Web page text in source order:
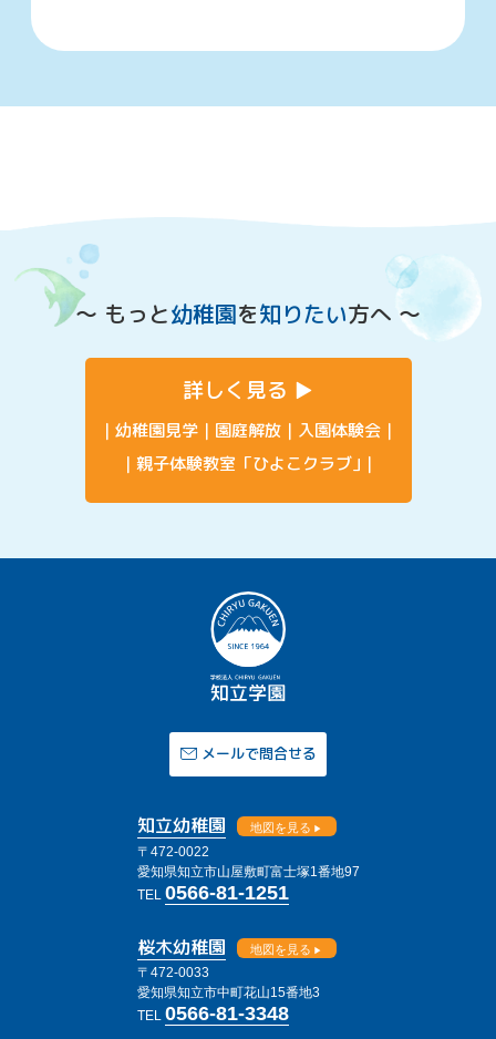
〜 もっと幼稚園を知りたい方へ 〜
詳しく見る
幼稚園見学 園庭解放
入園体験会
親子体験教室「ひよこクラブ」
メールで問合せる
知立幼稚園 地図を見る
〒472-0022
愛知県知立市山屋敷町富士塚1番地97
TEL 0566-81-1251
桜木幼稚園 地図を見る
〒472-0033
愛知県知立市中町花山15番地3
TEL 0566-81-3348